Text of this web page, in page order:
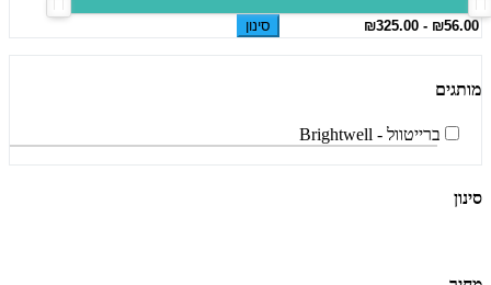
סינון
מותגים
ברייטוול - Brightwell
סינון